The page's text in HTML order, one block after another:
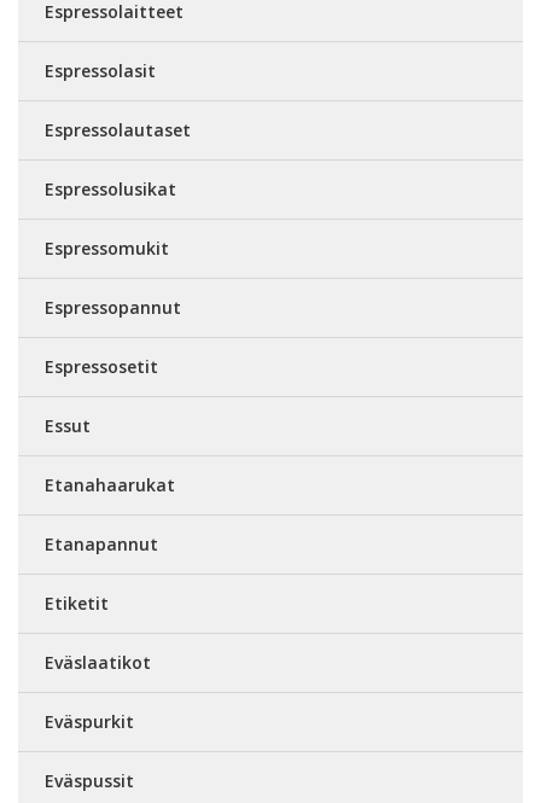
Espressolaitteet
Espressolasit
Espressolautaset
Espressolusikat
Espressomukit
Espressopannut
Espressosetit
Essut
Etanahaarukat
Etanapannut
Etiketit
Eväslaatikot
Eväspurkit
Eväspussit